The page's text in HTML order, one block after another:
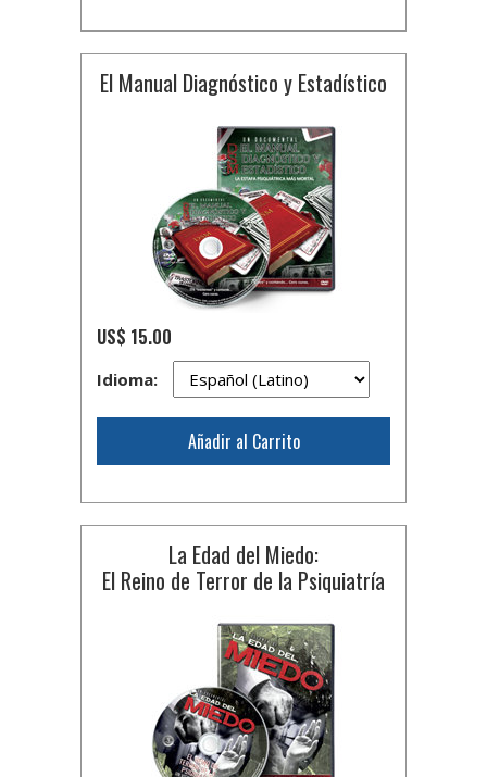
El Manual Diagnóstico y Estadístico
US$ 15.00
Idioma:
Añadir al Carrito
La Edad del Miedo:
El Reino de Terror de la Psiquiatría